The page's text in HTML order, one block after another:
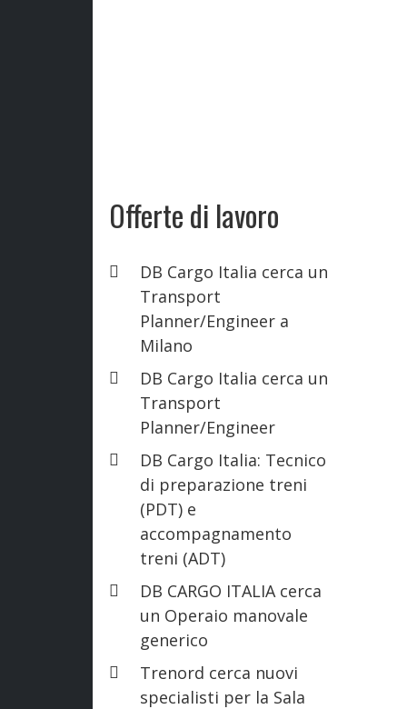
Offerte di lavoro
DB Cargo Italia cerca un
Transport
Planner/Engineer a
Milano
DB Cargo Italia cerca un
Transport
Planner/Engineer
DB Cargo Italia: Tecnico
di preparazione treni
(PDT) e
accompagnamento
treni (ADT)
DB CARGO ITALIA cerca
un Operaio manovale
generico
Trenord cerca nuovi
specialisti per la Sala